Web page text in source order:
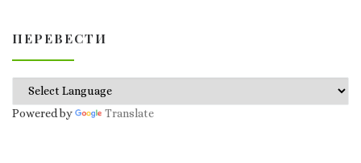
ПЕРЕВЕСТИ
Powered by Translate